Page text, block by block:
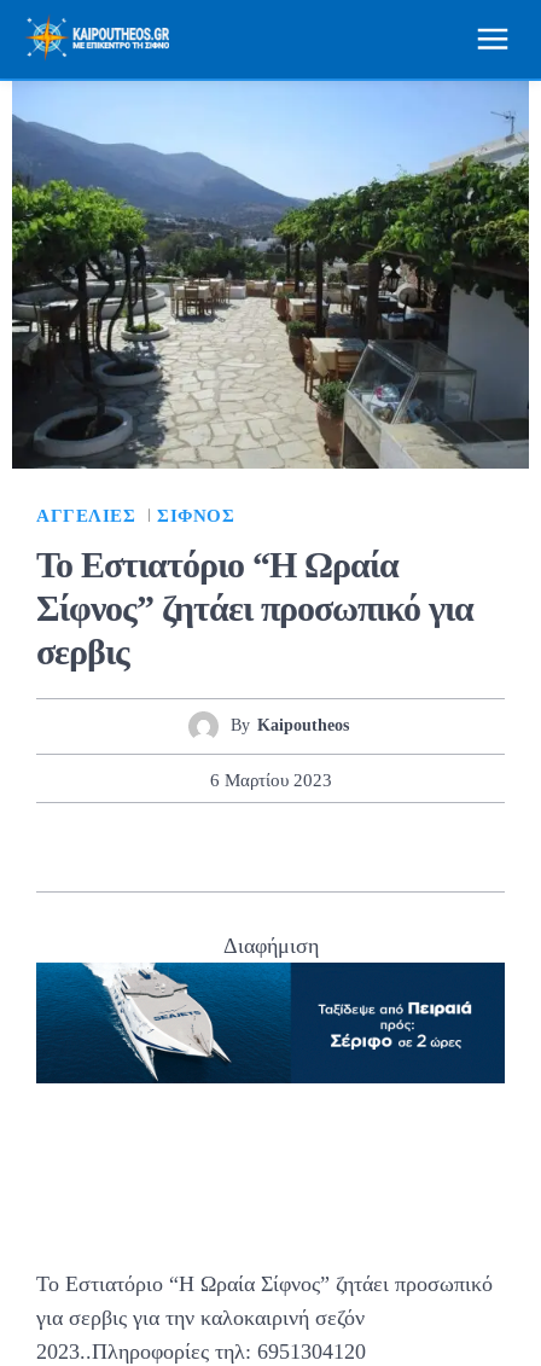
ΑΓΓΕΛΊΕΣ ΣΊΦΝΟΣ
Το Εστιατόριο “Η Ωραία
Σίφνος” ζητάει προσωπικό για
σερβις
By Kaipoutheos
6 Μαρτίου 2023
Διαφήμιση
Το Εστιατόριο “Η Ωραία Σίφνος” ζητάει προσωπικό
για σερβις για την καλοκαιρινή σεζόν
2023..Πληροφορίες τηλ: 6951304120